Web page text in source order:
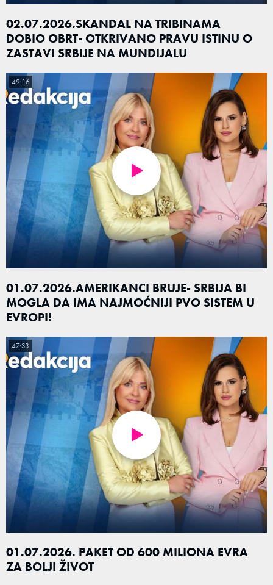
02.07.2026.SKANDAL NA TRIBINAMA
DOBIO OBRT- OTKRIVANO PRAVU ISTINU O
ZASTAVI SRBIJE NA MUNDIJALU
01.07.2026.AMERIKANCI BRUJE- SRBIJA BI
MOGLA DA IMA NAJMOĆNIJI PVO SISTEM U
EVROPI!
49:16
01.07.2026. PAKET OD 600 MILIONA EVRA
ZA BOLJI ŽIVOT
47:33